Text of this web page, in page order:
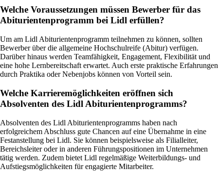
Welche Voraussetzungen müssen Bewerber für das
Abiturientenprogramm bei Lidl erfüllen?
Um am Lidl Abiturientenprogramm teilnehmen zu können, sollten
Bewerber über die allgemeine Hochschulreife (Abitur) verfügen.
Darüber hinaus werden Teamfähigkeit, Engagement, Flexibilität und
eine hohe Lernbereitschaft erwartet. Auch erste praktische Erfahrungen
durch Praktika oder Nebenjobs können von Vorteil sein.
Welche Karrieremöglichkeiten eröffnen sich
Absolventen des Lidl Abiturientenprogramms?
Absolventen des Lidl Abiturientenprogramms haben nach
erfolgreichem Abschluss gute Chancen auf eine Übernahme in eine
Festanstellung bei Lidl. Sie können beispielsweise als Filialleiter,
Bereichsleiter oder in anderen Führungspositionen im Unternehmen
tätig werden. Zudem bietet Lidl regelmäßige Weiterbildungs- und
Aufstiegsmöglichkeiten für engagierte Mitarbeiter.